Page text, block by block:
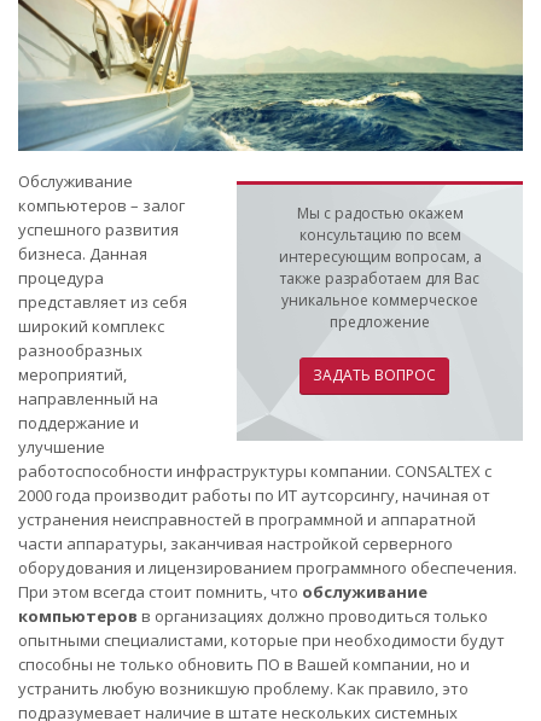
Мы с радостью окажем
консультацию по всем
интересующим вопросам, а
также разработаем для Вас
уникальное коммерческое
предложение
ЗАДАТЬ ВОПРОС
Обслуживание
компьютеров – залог
успешного развития
бизнеса. Данная
процедура
представляет из себя
широкий комплекс
разнообразных
мероприятий,
направленный на
поддержание и
улучшение
работоспособности инфраструктуры компании. CONSALTEX с
2000 года производит работы по ИТ аутсорсингу, начиная от
устранения неисправностей в программной и аппаратной
части аппаратуры, заканчивая настройкой серверного
оборудования и лицензированием программного обеспечения.
При этом всегда стоит помнить, что обслуживание
компьютеров в организациях должно проводиться только
опытными специалистами, которые при необходимости будут
способны не только обновить ПО в Вашей компании, но и
устранить любую возникшую проблему. Как правило, это
подразумевает наличие в штате нескольких системных